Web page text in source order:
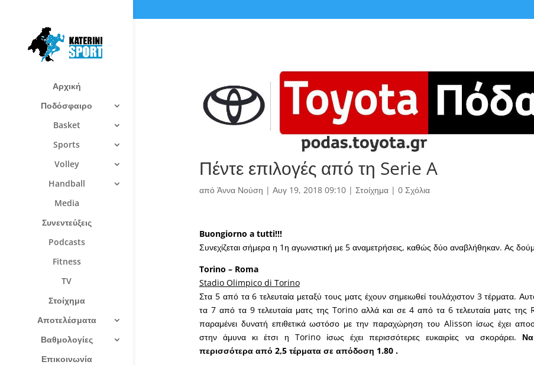
Αρχική
Ποδόσφαιρο
Basket
Sports
Volley
Handball
Media
Συνεντεύξεις
Podcasts
Fitness
TV
Στοίχημα
Αποτελέσματα
Βαθμολογίες
Επικοινωνία
Πέντε επιλογές από τη Serie A
από Άννα Νούση | Αυγ 19, 2018 09:10| Στοίχημα| 0 Σχόλια
Buongiorno a tutti!!!
Συνεχίζεται σήμερα η 1η αγωνιστική με 5 αναμετρήσεις, καθώς δύο αναβλήθηκαν. Ας
Torino – Roma
Stadio Olimpico di Torino
Στα 5 από τα 6 τελευταία μεταξύ τους ματς έχουν σημειωθεί τουλάχιστον 3 τέρματα.
τα 7 από τα 9 τελευταία ματς της Torino αλλά και σε 4 από τα 6 τελευταία ματς της
παραμένει δυνατή επιθετικά ωστόσο με την παραχώρηση του Alisson ίσως έχει
στην άμυνα κι έτσι η Torino ίσως έχει περισσότερες ευκαιρίες να σκοράρει.
περισσότερα από 2,5 τέρματα σε απόδοση 1.80 .